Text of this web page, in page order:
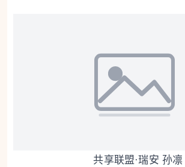
共享联盟·瑞安 孙凛